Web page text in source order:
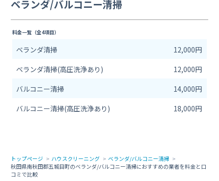
ベランダ/バルコニー清掃
料金一覧（全4項目）
ベランダ清掃
12,000円
ベランダ清掃(高圧洗浄あり)
12,000円
バルコニー清掃
14,000円
バルコニー清掃(高圧洗浄あり)
18,000円
トップページ ハウスクリーニング
ベランダ/バルコニー清掃
秋田県南秋田郡五城目町のベランダ/バルコニー清掃におすすめの業者を料金と口
コミで比較